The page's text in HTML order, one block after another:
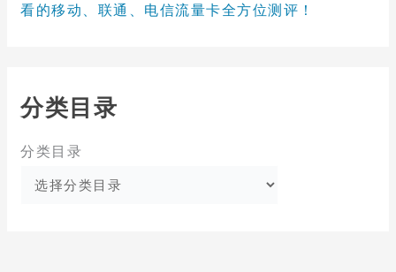
看的移动、联通、电信流量卡全方位测评！
分类目录
分类目录